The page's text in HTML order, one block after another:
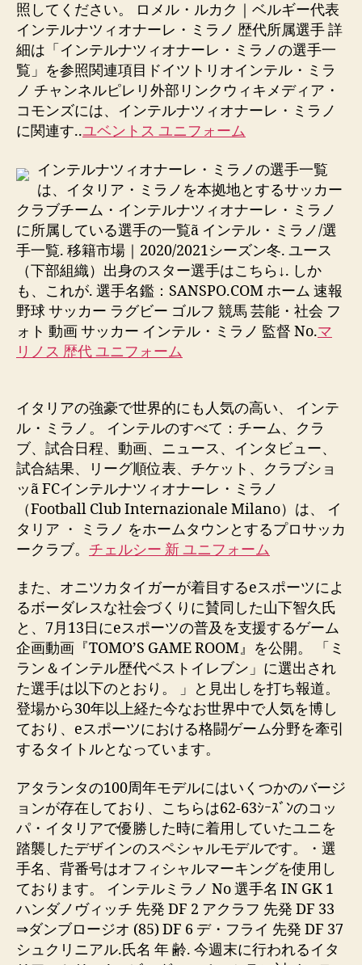
照してください。 ロメル・ルカク｜ベルギー代表
インテルナツィオナーレ・ミラノ 歴代所属選手 詳
細は「インテルナツィオナーレ・ミラノの選手一
覧」を参照関連項目ドイツトリオインテル・ミラ
ノ チャンネルピレリ外部リンクウィキメディア・
コモンズには、インテルナツィオナーレ・ミラノ
に関連す..ユベントス ユニフォーム
インテルナツィオナーレ・ミラノの選手一覧
は、イタリア・ミラノを本拠地とするサッカー
クラブチーム・インテルナツィオナーレ・ミラノ
に所属している選手の一覧ã インテル・ミラノ/選
手一覧. 移籍市場｜2020/2021シーズン冬. ユース
（下部組織）出身のスター選手はこちら↓. しか
も、これが. 選手名鑑：SANSPO.COM ホーム 速報
野球 サッカー ラグビー ゴルフ 競馬 芸能・社会 フ
ォト 動画 サッカー インテル・ミラノ 監督 No.マ
リノス 歴代 ユニフォーム
イタリアの強豪で世界的にも人気の高い、 インテ
ル・ミラノ。 インテルのすべて：チーム、クラ
ブ、試合日程、動画、ニュース、インタビュー、
試合結果、リーグ順位表、チケット、クラブショ
ッã FCインテルナツィオナーレ・ミラノ
（Football Club Internazionale Milano）は、 イ
タリア ・ ミラノ をホームタウンとするプロサッカ
ークラブ。 チェルシー 新 ユニフォーム
また、オニツカタイガーが着目するeスポーツによ
るボーダレスな社会づくりに賛同した山下智久氏
と、7月13日にeスポーツの普及を支援するゲーム
企画動画『TOMO’S GAME ROOM』を公開。 「ミ
ラン＆インテル歴代ベストイレブン」に選出され
た選手は以下のとおり。 」と見出しを打ち報道。
登場から30年以上経た今なお世界中で人気を博し
ており、eスポーツにおける格闘ゲーム分野を牽引
するタイトルとなっています。
アタランタの100周年モデルにはいくつかのバージ
ョンが存在しており、こちらは62-63ｼｰｽﾞﾝのコッ
パ・イタリアで優勝した時に着用していたユニを
踏襲したデザインのスペシャルモデルです。・選
手名、背番号はオフィシャルマーキングを使用し
ております。 インテルミラノ No 選手名 IN GK 1
ハンダノヴィッチ 先発 DF 2 アクラフ 先発 DF 33
⇒ダンブロージオ (85) DF 6 デ・フライ 先発 DF 37
シュクリニアル.氏名 年 齢. 今週末に行われるイタ